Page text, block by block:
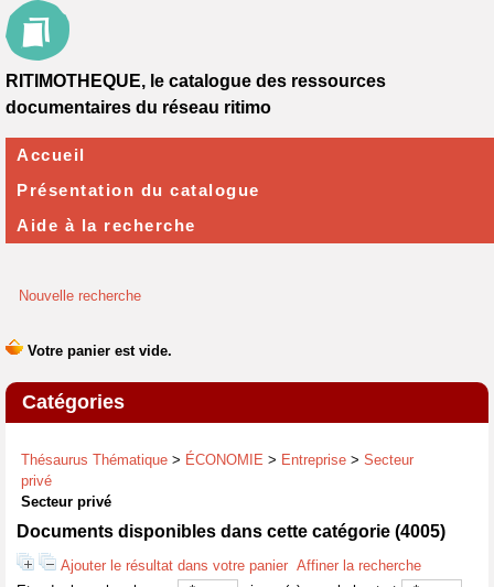
Nouvelle recherche
Catégories
Thésaurus Thématique > ÉCONOMIE > Entreprise > Secteur
privé
Secteur privé
Documents disponibles dans cette catégorie (4005)
Ajouter le résultat dans votre panier Affiner la recherche
RITIMOTHEQUE, le catalogue des ressources
documentaires du réseau ritimo
Accueil
Présentation du catalogue
Aide à la recherche